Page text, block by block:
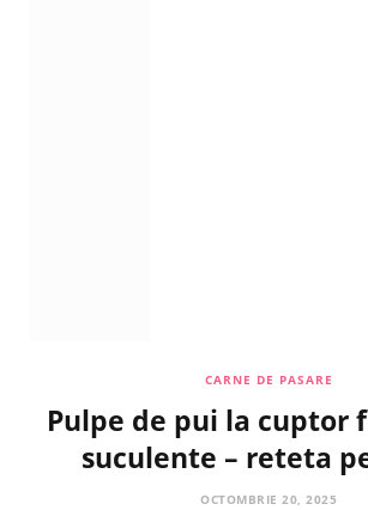
CARNE DE PASARE
Pulpe de pui la cuptor
suculente – reteta
OCTOMBRIE 20, 2025